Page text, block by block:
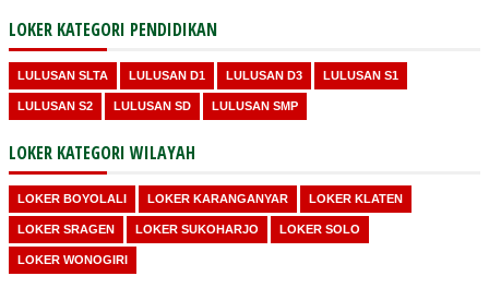
LOKER KATEGORI PENDIDIKAN
LULUSAN SLTA LULUSAN D1 LULUSAN D3 LULUSAN S1
LULUSAN S2 LULUSAN SD LULUSAN SMP
LOKER KATEGORI WILAYAH
LOKER BOYOLALI LOKER KARANGANYAR LOKER KLATEN
LOKER SRAGEN LOKER SUKOHARJO LOKER SOLO
LOKER WONOGIRI